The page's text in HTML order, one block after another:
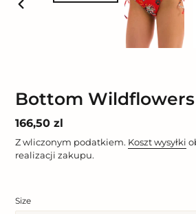
Bottom Wildflowers
Cena
regularna
166,50 zl
Z wliczonym podatkiem. Koszt wysyłki
realizacji zakupu.
Size